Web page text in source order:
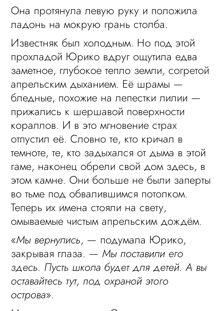
Она протянула левую руку и положила
ладонь на мокрую грань столба.
Известняк был холодным. Но под этой
прохладой Юрико вдруг ощутила едва
заметное, глубокое тепло земли, согретой
апрельским дыханием. Её шрамы —
бледные, похожие на лепестки лилии —
прижались к шершавой поверхности
кораллов. И в это мгновение страх
отпустил её. Словно те, кто кричал в
темноте, те, кто задыхался от дыма в этой
гаме, наконец обрели свой дом здесь, в
этом камне. Они больше не были заперты
во тьме под обвалившимся потолком.
Теперь их имена стояли на свету,
омываемые чистым апрельским дождём.
«Мы вернулись, — подумала Юрико,
закрывая глаза. —Мы поставили его
здесь. Пусть школа будет для детей. А вы
оставайтесь тут, под охраной этого
острова».